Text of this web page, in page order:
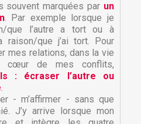
souvent marquées par un
. Par exemple lorsque je
que l’autre a tort ou à
raison/que j’ai tort. Pour
mes relations, dans la vie
cœur de mes conflits,
: écraser l’autre ou
.
- m’affirmer - sans que
J’y arrive lorsque mon